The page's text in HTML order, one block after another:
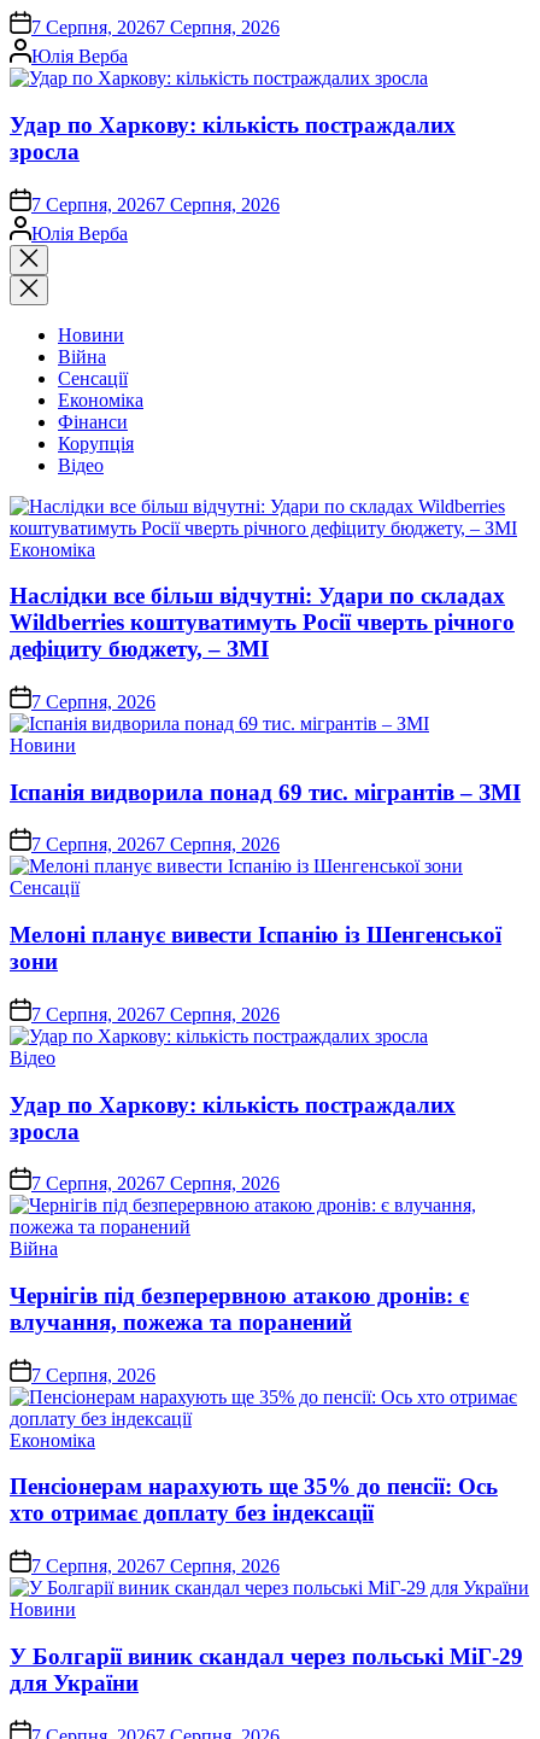
on 7 Серпня, 20267 Серпня, 2026
Опубліковано
Юлія Верба
Удар по Харкову: кількість постраждалих
зросла
on 7 Серпня, 20267 Серпня, 2026
Опубліковано
Юлія Верба
Закрити
пошук
Новини
Війна
Сенсації
Економіка
Фінанси
Корупція
Відео
Опублікувати
Економіка
Наслідки все більш відчутні: Удари по складах
Wildberries коштуватимуть Росії чверть річного
дефіциту бюджету, – ЗМІ
on 7 Серпня, 2026
Опублікувати
Новини
Іспанія видворила понад 69 тис. мігрантів – ЗМІ
on 7 Серпня, 20267 Серпня, 2026
Опублікувати
Сенсації
Мелоні планує вивести Іспанію із Шенгенської
зони
on 7 Серпня, 20267 Серпня, 2026
Опублікувати
Відео
Удар по Харкову: кількість постраждалих
зросла
on 7 Серпня, 20267 Серпня, 2026
Опублікувати
Війна
Чернігів під безперервною атакою дронів: є
влучання, пожежа та поранений
on 7 Серпня, 2026
Опублікувати
Економіка
Пенсіонерам нарахують ще 35% до пенсії: Ось
хто отримає доплату без індексації
on 7 Серпня, 20267 Серпня, 2026
Опублікувати
Новини
У Болгарії виник скандал через польські МіГ-29
для України
on